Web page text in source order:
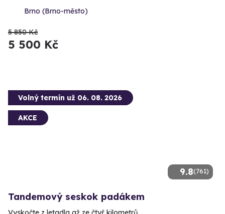
Brno (Brno-město)
5 850 Kč
5 500 Kč
9.8(761)
Volný termín už 06. 08. 2026
AKCE
Tandemový seskok padákem